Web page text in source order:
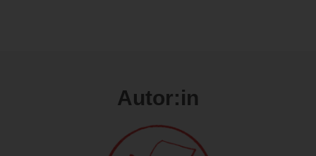
Autor:in